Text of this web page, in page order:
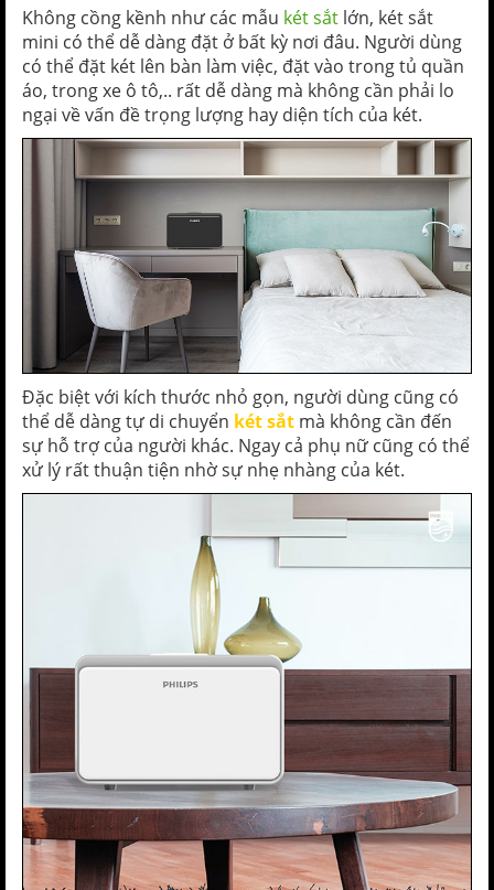
Không cồng kềnh như các mẫu két sắt lớn, két sắt
mini có thể dễ dàng đặt ở bất kỳ nơi đâu. Người dùng
có thể đặt két lên bàn làm việc, đặt vào trong tủ quần
áo, trong xe ô tô,.. rất dễ dàng mà không cần phải lo
ngại về vấn đề trọng lượng hay diện tích của két.
Đặc biệt với kích thước nhỏ gọn, người dùng cũng có
thể dễ dàng tự di chuyển két sắt mà không cần đến
sự hỗ trợ của người khác. Ngay cả phụ nữ cũng có thể
xử lý rất thuận tiện nhờ sự nhẹ nhàng của két.